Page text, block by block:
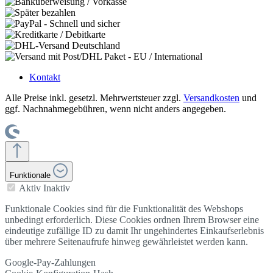
Kontakt
Alle Preise inkl. gesetzl. Mehrwertsteuer zzgl. Versandkosten und
ggf. Nachnahmegebühren, wenn nicht anders angegeben.
Funktionale
Aktiv Inaktiv
Funktionale Cookies sind für die Funktionalität des Webshops
unbedingt erforderlich. Diese Cookies ordnen Ihrem Browser eine
eindeutige zufällige ID zu damit Ihr ungehindertes Einkaufserlebnis
über mehrere Seitenaufrufe hinweg gewährleistet werden kann.
Google-Pay-Zahlungen